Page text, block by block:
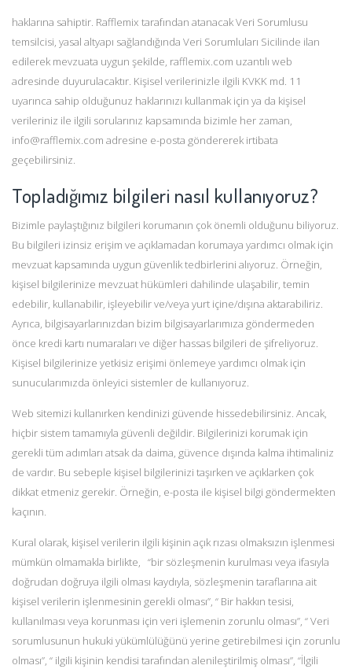
haklarına sahiptir. Rafflemix tarafından atanacak Veri Sorumlusu
temsilcisi, yasal altyapı sağlandığında Veri Sorumluları Sicilinde ilan
edilerek mevzuata uygun şekilde, rafflemix.com uzantılı web
adresinde duyurulacaktır. Kişisel verilerinizle ilgili KVKK md. 11
uyarınca sahip olduğunuz haklarınızı kullanmak için ya da kişisel
verileriniz ile ilgili sorularınız kapsamında bizimle her zaman,
info@rafflemix.com adresine e-posta göndererek irtibata
geçebilirsiniz.
Topladığımız bilgileri nasıl kullanıyoruz?
Bizimle paylaştığınız bilgileri korumanın çok önemli olduğunu biliyoruz.
Bu bilgileri izinsiz erişim ve açıklamadan korumaya yardımcı olmak için
mevzuat kapsamında uygun güvenlik tedbirlerini alıyoruz. Örneğin,
kişisel bilgilerinize mevzuat hükümleri dahilinde ulaşabilir, temin
edebilir, kullanabilir, işleyebilir ve/veya yurt içine/dışına aktarabiliriz.
Ayrıca, bilgisayarlarınızdan bizim bilgisayarlarımıza göndermeden
önce kredi kartı numaraları ve diğer hassas bilgileri de şifreliyoruz.
Kişisel bilgilerinize yetkisiz erişimi önlemeye yardımcı olmak için
sunucularımızda önleyici sistemler de kullanıyoruz.
Web sitemizi kullanırken kendinizi güvende hissedebilirsiniz. Ancak,
hiçbir sistem tamamıyla güvenli değildir. Bilgilerinizi korumak için
gerekli tüm adımları atsak da daima, güvence dışında kalma ihtimaliniz
de vardır. Bu sebeple kişisel bilgilerinizi taşırken ve açıklarken çok
dikkat etmeniz gerekir. Örneğin, e-posta ile kişisel bilgi göndermekten
kaçının.
Kural olarak, kişisel verilerin ilgili kişinin açık rızası olmaksızın işlenmesi
mümkün olmamakla birlikte, “bir sözleşmenin kurulması veya ifasıyla
doğrudan doğruya ilgili olması kaydıyla, sözleşmenin taraflarına ait
kişisel verilerin işlenmesinin gerekli olması”, “ Bir hakkın tesisi,
kullanılması veya korunması için veri işlemenin zorunlu olması”, “ Veri
sorumlusunun hukuki yükümlülüğünü yerine getirebilmesi için zorunlu
olması”, “ ilgili kişinin kendisi tarafından alenileştirilmiş olması”, “İlgili